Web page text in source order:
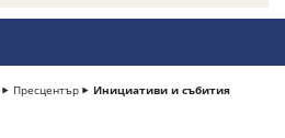
Пресцентър Инициативи и събития